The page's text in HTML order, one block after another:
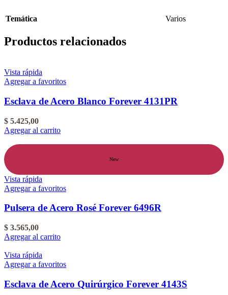
Temática Varios
Productos relacionados
Vista rápida
Agregar a favoritos
Esclava de Acero Blanco Forever 4131PR
$ 5.425,00
Agregar al carrito
New
Vista rápida
Agregar a favoritos
Pulsera de Acero Rosé Forever 6496R
$ 3.565,00
Agregar al carrito
Vista rápida
Agregar a favoritos
Esclava de Acero Quirúrgico Forever 4143S